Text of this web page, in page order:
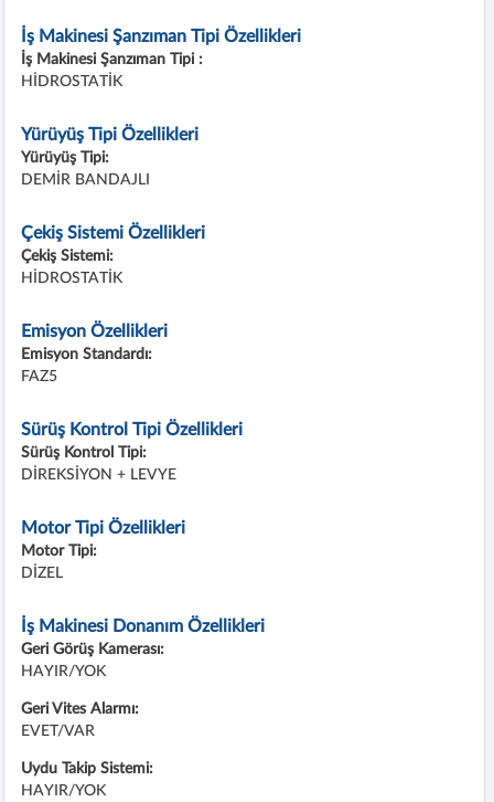
İş Makinesi Şanzıman Tipi Özellikleri
İş Makinesi Şanzıman Tipi :
HİDROSTATİK
Yürüyüş Tipi Özellikleri
Yürüyüş Tipi:
DEMİR BANDAJLI
Çekiş Sistemi Özellikleri
Çekiş Sistemi:
HİDROSTATİK
Emisyon Özellikleri
Emisyon Standardı:
FAZ5
Sürüş Kontrol Tipi Özellikleri
Sürüş Kontrol Tipi:
DİREKSİYON + LEVYE
Motor Tipi Özellikleri
Motor Tipi:
DİZEL
İş Makinesi Donanım Özellikleri
Geri Görüş Kamerası:
HAYIR/YOK
Geri Vites Alarmı:
EVET/VAR
Uydu Takip Sistemi:
HAYIR/YOK